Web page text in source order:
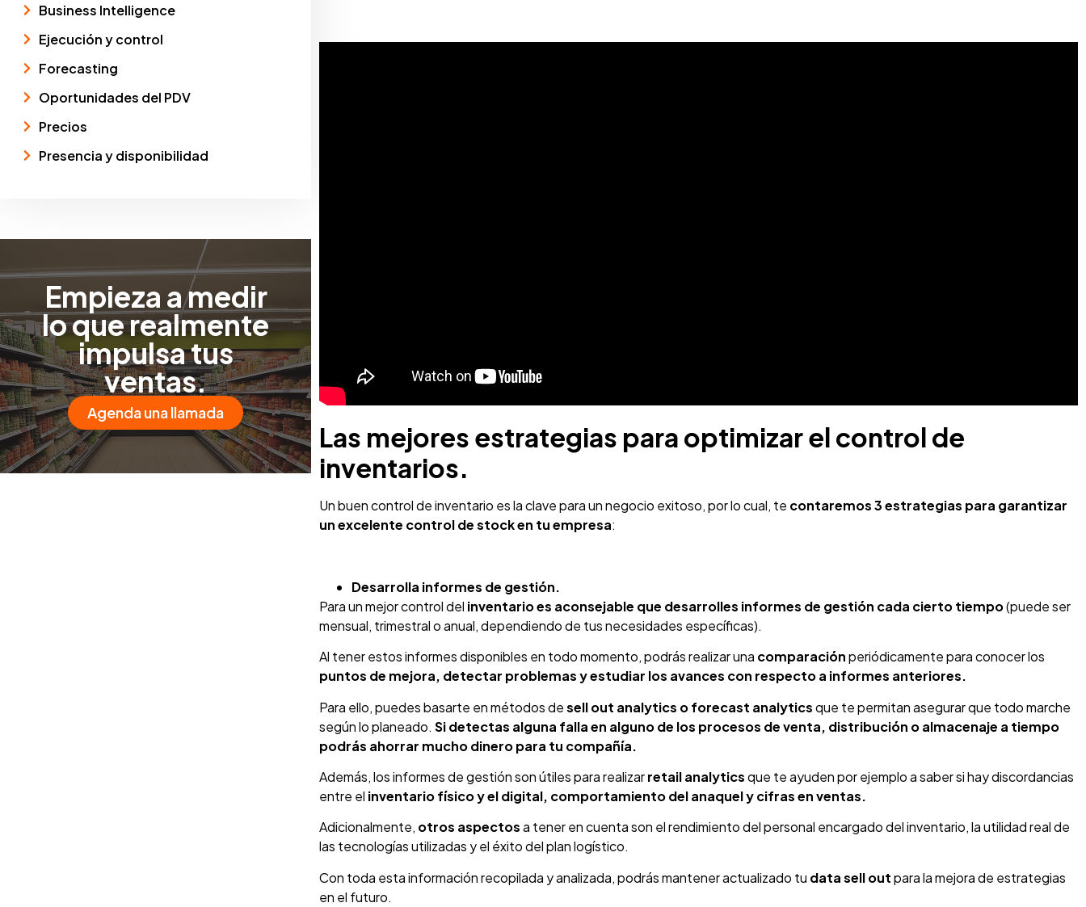
Business Intelligence
Ejecución y control
Forecasting
Oportunidades del PDV
Precios
Presencia y disponibilidad
Empieza a medir
lo que realmente
impulsa tus
ventas.
Agenda una llamada
Las mejores estrategias para optimizar el control de
inventarios.
Un buen control de inventario es la clave para un negocio exitoso, por lo cual, te contaremos 3 estrategias para garantizar
un excelente control de stock en tu empresa:
Desarrolla informes de gestión.
Para un mejor control del inventario es aconsejable que desarrolles informes de gestión cada cierto tiempo(puede ser
mensual, trimestral o anual, dependiendo de tus necesidades específicas).
Al tener estos informes disponibles en todo momento, podrás realizar una comparaciónperiódicamente para conocer los
puntos de mejora, detectar problemas y estudiar los avances con respecto a informes anteriores.
Para ello, puedes basarte en métodos desell out analytics o forecast analyticsque te permitan asegurar que todo marche
según lo planeado. Si detectas alguna falla en alguno de los procesos de venta, distribución o almacenaje a tiempo
podrás ahorrar mucho dinero para tu compañía.
Además, los informes de gestión son útiles para realizarretail analyticsque te ayuden por ejemplo a saber si hay discordancias
entre el inventario físico y el digital, comportamiento del anaquel y cifras en ventas.
Adicionalmente, otros aspectosa tener en cuenta son el rendimiento del personal encargado del inventario, la utilidad real de
las tecnologías utilizadas y el éxito del plan logístico.
Con toda esta información recopilada y analizada, podrás mantener actualizado tu data sell outpara la mejora de estrategias
en el futuro.